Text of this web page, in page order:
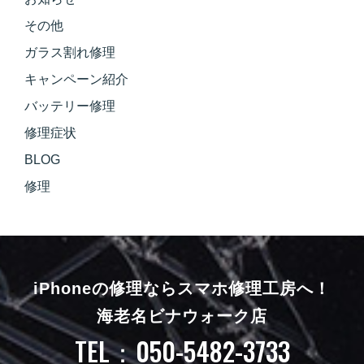
その他
ガラス割れ修理
キャンペーン紹介
バッテリー修理
修理症状
BLOG
修理
iPhoneの修理ならスマホ修理工房へ！
海老名ビナウォーク店
TEL：050-5482-3733